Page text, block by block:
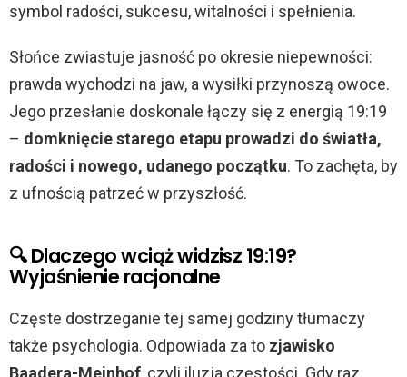
symbol radości, sukcesu, witalności i spełnienia.
Słońce zwiastuje jasność po okresie niepewności:
prawda wychodzi na jaw, a wysiłki przynoszą owoce.
Jego przesłanie doskonale łączy się z energią 19:19
– domknięcie starego etapu prowadzi do światła,
radości i nowego, udanego początku. To zachęta, by
z ufnością patrzeć w przyszłość.
🔍 Dlaczego wciąż widzisz 19:19?
Wyjaśnienie racjonalne
Częste dostrzeganie tej samej godziny tłumaczy
także psychologia. Odpowiada za to zjawisko
Baadera-Meinhof , czyli iluzja częstości. Gdy raz